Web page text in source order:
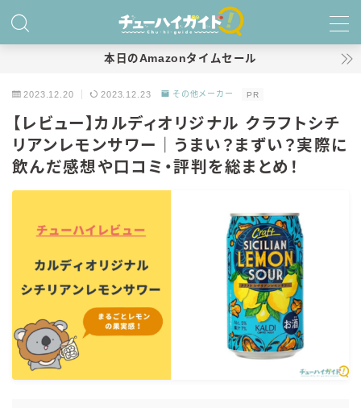
特集！
商品レビュー
キリン
氷結
氷結 無糖
氷結 ストロング
麒麟特製サワー
麒麟 発酵サワー
本日のAmazonタイムセール
2023.12.20 2023.12.23 その他メーカー PR
【レビュー】カルディオリジナル クラフトシチ
リアンレモンサワー｜うまい？まずい？実際に
飲んだ感想や口コミ・評判を総まとめ！